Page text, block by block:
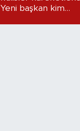
Yeni başkan kim